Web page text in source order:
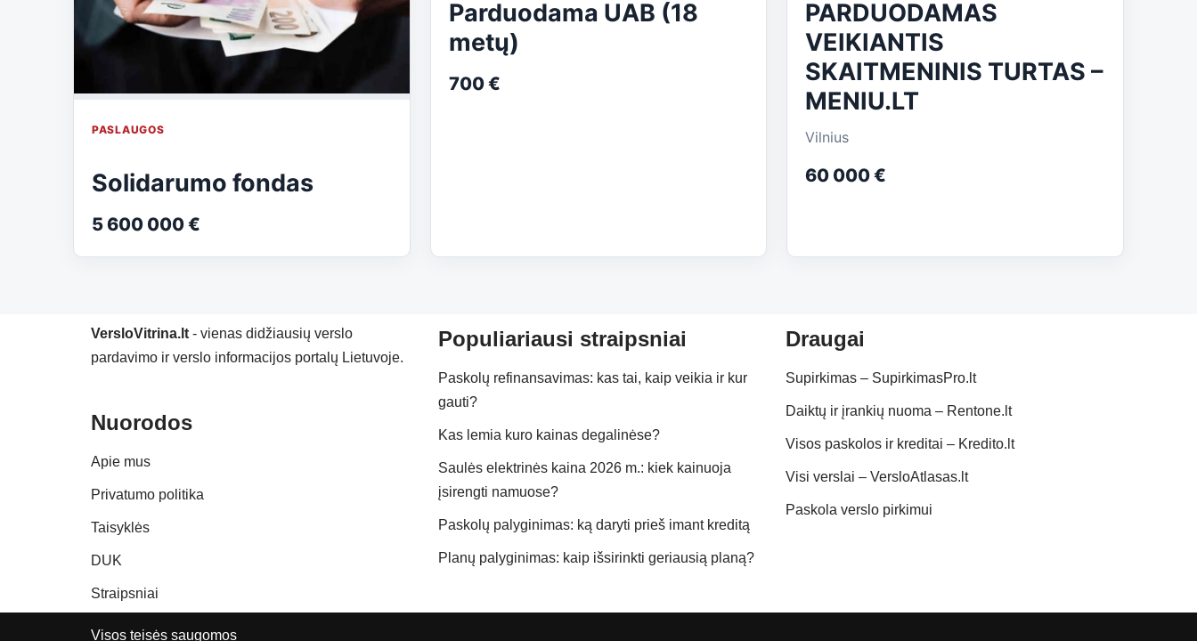
PASLAUGOS
Solidarumo fondas
5 600 000 €
Parduodama UAB (18
metų)
700 €
PARDUODAMAS
VEIKIANTIS
SKAITMENINIS TURTAS –
MENIU.LT
Vilnius
60 000 €
VersloVitrina.lt - vienas didžiausių verslo
pardavimo ir verslo informacijos portalų Lietuvoje.
Nuorodos
Apie mus
Privatumo politika
Taisyklės
DUK
Straipsniai
Populiariausi straipsniai
Paskolų refinansavimas: kas tai, kaip veikia ir kur
gauti?
Kas lemia kuro kainas degalinėse?
Saulės elektrinės kaina 2026 m.: kiek kainuoja
įsirengti namuose?
Paskolų palyginimas: ką daryti prieš imant kreditą
Planų palyginimas: kaip išsirinkti geriausią planą?
Draugai
Supirkimas – SupirkimasPro.lt
Daiktų ir įrankių nuoma – Rentone.lt
Visos paskolos ir kreditai – Kredito.lt
Visi verslai – VersloAtlasas.lt
Paskola verslo pirkimui
Visos teisės saugomos